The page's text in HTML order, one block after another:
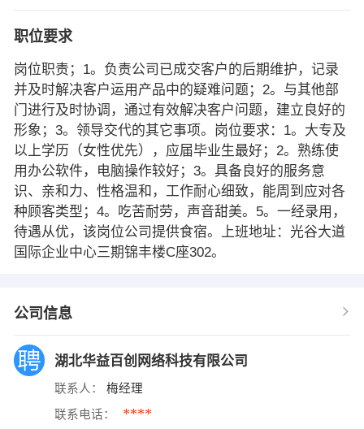
职位要求
岗位职责；1。负责公司已成交客户的后期维护，记录
并及时解决客户运用产品中的疑难问题；2。与其他部
门进行及时协调，通过有效解决客户问题，建立良好的
形象；3。领导交代的其它事项。岗位要求：1。大专及
以上学历（女性优先），应届毕业生最好；2。熟练使
用办公软件，电脑操作较好；3。具备良好的服务意
识、亲和力、性格温和，工作耐心细致，能周到应对各
种顾客类型；4。吃苦耐劳，声音甜美。5。一经录用，
待遇从优，该岗位公司提供食宿。上班地址：光谷大道
国际企业中心三期锦丰楼C座302。
公司信息
湖北华益百创网络科技有限公司
联系人： 梅经理
联系电话： ****